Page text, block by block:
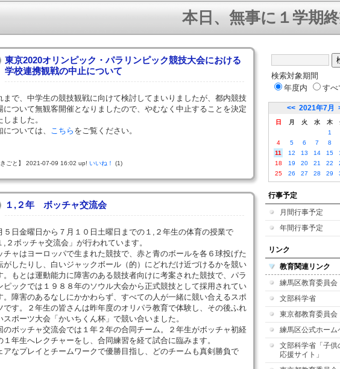
本日、無事に１学期終
東京2020オリンピック・パラリンピック競技大会における
学校連携観戦の中止について
まで、中学生の競技観戦に向けて検討してまいりましたが、都内競技
について無観客開催となりましたので、やむなく中止することを決定
しました。
については、 こちら をご覧ください。
きごと】 2021-07-09 16:02 up! いいね！ (1)
１,２年 ボッチャ交流会
５日金曜日から７月１０日土曜日までの１,２年生の体育の授業で
,２ボッチャ交流会」が行われています。
チャはヨーロッパで生まれた競技で、赤と青のボールを各６球投げた
がしたりし、白いジャックボール（的）にどれだけ近づけるかを競い
。もとは運動能力に障害のある競技者向けに考案された競技で、パラ
ピックでは１９８８年のソウル大会から正式競技として採用されてい
。障害のあるなしにかかわらず、すべての人が一緒に競い合えるスポ
です。２年生の皆さんは昨年度のオリパラ教育で体験し、その後ふれ
スポーツ大会「かいちくん杯」で競い合いました。
のボッチャ交流会では１年２年の合同チーム。２年生がボッチャ初経
１年生へレクチャーをし、合同練習を経て試合に臨みます。
アなプレイとチームワークで優勝目指し、どのチームも真剣勝負で
検索対象期間
年度内
すべ
<< 2021年7月
日 月 火 水 木
1
4
5 6 7 8
11
12 13 14 15
18
19 20 21 22
25
26 27 28 29
行事予定
月間行事予定
年間行事予定
リンク
教育関連リンク
練馬区教育委員会
文部科学省
東京都教育委員会
練馬区公式ホーム
文部科学省「子供
応援サイト」